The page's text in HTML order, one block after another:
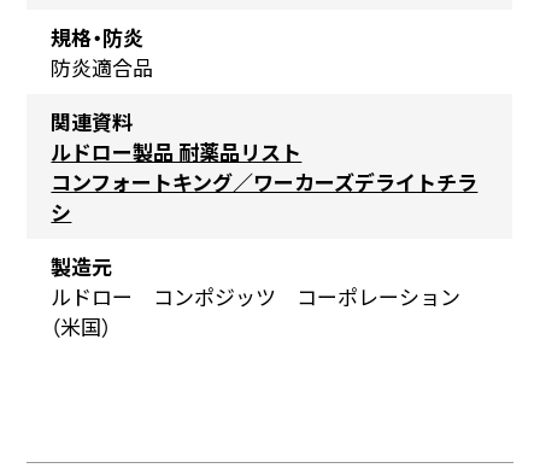
規格・防炎
防炎適合品
関連資料
ルドロー製品 耐薬品リスト
コンフォートキング／ワーカーズデライトチラ
シ
製造元
ルドロー コンポジッツ コーポレーション
（米国）